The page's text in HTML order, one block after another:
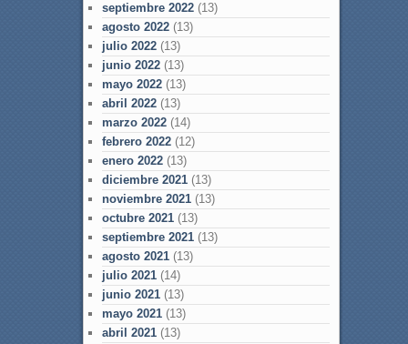
septiembre 2022(13)
agosto 2022(13)
julio 2022(13)
junio 2022(13)
mayo 2022(13)
abril 2022(13)
marzo 2022(14)
febrero 2022(12)
enero 2022(13)
diciembre 2021(13)
noviembre 2021(13)
octubre 2021(13)
septiembre 2021(13)
agosto 2021(13)
julio 2021(14)
junio 2021(13)
mayo 2021(13)
abril 2021(13)